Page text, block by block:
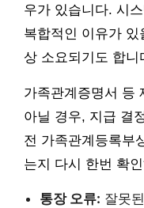
우가 있습니다. 시
복합적인 이유가 있
상 소요되기도 합니
가족관계증명서 등
아닐 경우, 지급 결
전 가족관계등록부
는지 다시 한번 확
통장 오류: 잘못